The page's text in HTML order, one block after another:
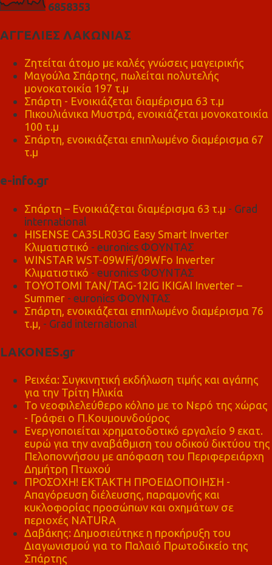
6858353
ΑΓΓΕΛΙΕΣ ΛΑΚΩΝΙΑΣ
Ζητείται άτομο με καλές γνώσεις μαγειρικής
Μαγούλα Σπάρτης, πωλείται πολυτελής
μονοκατοικία 197 τ.μ
Σπάρτη - Ενοικιάζεται διαμέρισμα 63 τ.μ
Πικουλιάνικα Μυστρά, ενοικιάζεται μονοκατοικία
100 τ.μ
Σπάρτη, ενοικιάζεται επιπλωμένο διαμέρισμα 67
τ.μ
e-info.gr
Σπάρτη – Ενοικιάζεται διαμέρισμα 63 τ.μ - Grad
international
HISENSE CA35LR03G Easy Smart Inverter
Κλιματιστικό - euronics ΦΟΥΝΤΑΣ
WINSTAR WST-09WFi/09WFo Inverter
Κλιματιστικό - euronics ΦΟΥΝΤΑΣ
TOYOTOMI TAN/TAG-12IG IKIGAI Inverter –
Summer - euronics ΦΟΥΝΤΑΣ
Σπάρτη, ενοικιάζεται επιπλωμένο διαμέρισμα 76
τ.μ, - Grad international
LAKONES.gr
Ρειχέα: Συγκινητική εκδήλωση τιμής και αγάπης
για την Τρίτη Ηλικία
Το νεοφιλελεύθερο κόλπο με το Νερό της χώρας
- Γράφει ο Π.Κουμουνδούρος
Ενεργοποιείται χρηματοδοτικό εργαλείο 9 εκατ.
ευρώ για την αναβάθμιση του οδικού δικτύου της
Πελοποννήσου με απόφαση του Περιφερειάρχη
Δημήτρη Πτωχού
ΠΡΟΣΟΧΗ! ΕΚΤΑΚΤΗ ΠΡΟΕΙΔΟΠΟΙΗΣΗ -
Απαγόρευση διέλευσης, παραμονής και
κυκλοφορίας προσώπων και οχημάτων σε
περιοχές NATURA
Δαβάκης: Δημοσιεύτηκε η προκήρυξη του
Διαγωνισμού για το Παλαιό Πρωτοδικείο της
Σπάρτης